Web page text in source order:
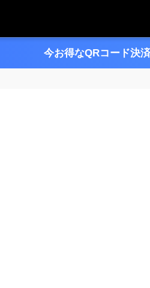
今お得なQRコード決